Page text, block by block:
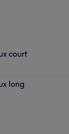
court
long